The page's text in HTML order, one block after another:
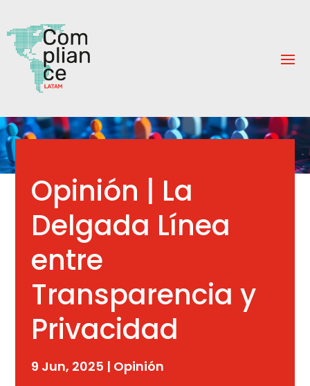
Opinión | La
Delgada Línea
entre
Transparencia y
Privacidad
9 Jun, 2025 | Opinión